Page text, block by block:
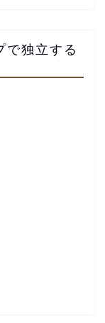
で独立する